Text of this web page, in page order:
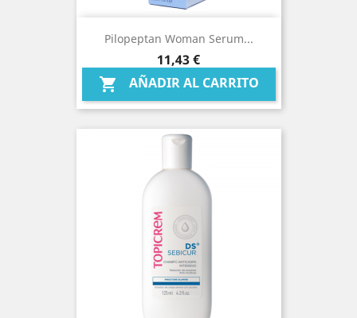
Pilopeptan Woman Serum...
Precio
11,43 €
 AÑADIR AL CARRITO